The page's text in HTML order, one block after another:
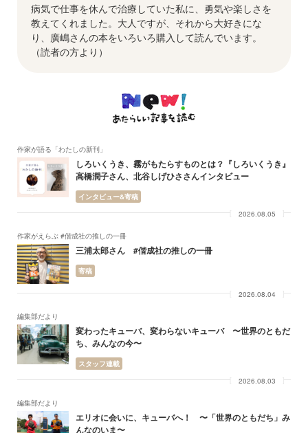
病気で仕事を休んで治療していた私に、勇気や楽しさを
教えてくれました。大人ですが、それから大好きにな
り、廣嶋さんの本をいろいろ購入して読んでいます。
（読者の方より）
作家が語る「わたしの新刊」
しろいくうき、霧がもたらすものとは？『しろいくうき』
高橋潤子さん、北谷しげひささんインタビュー
インタビュー&寄稿
2026.08.05
作家がえらぶ #偕成社の推しの一冊
三浦太郎さん #偕成社の推しの一冊
寄稿
2026.08.04
編集部だより
変わったキューバ、変わらないキューバ 〜世界のともだ
ち、みんなの今〜
スタッフ連載
2026.08.03
編集部だより
エリオに会いに、キューバへ！ 〜「世界のともだち」み
んなのいま〜